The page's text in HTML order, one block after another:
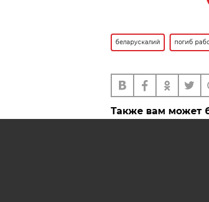
беларускалий погиб
Также вам может